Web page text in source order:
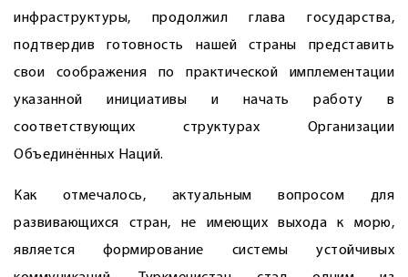
инфраструктуры, продолжил глава государства,
подтвердив готовность нашей страны представить
свои соображения по практической имплементации
указанной инициативы и начать работу в
соответствующих структурах Организации
Объединённых Наций.
Как отмечалось, актуальным вопросом для
развивающихся стран, не имеющих выхода к морю,
является формирование системы устойчивых